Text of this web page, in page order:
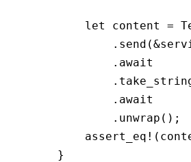
        let
content =
            .
send (&
            .await
            .
            .await
            .
unwrap ();
        assert_eq!
    }